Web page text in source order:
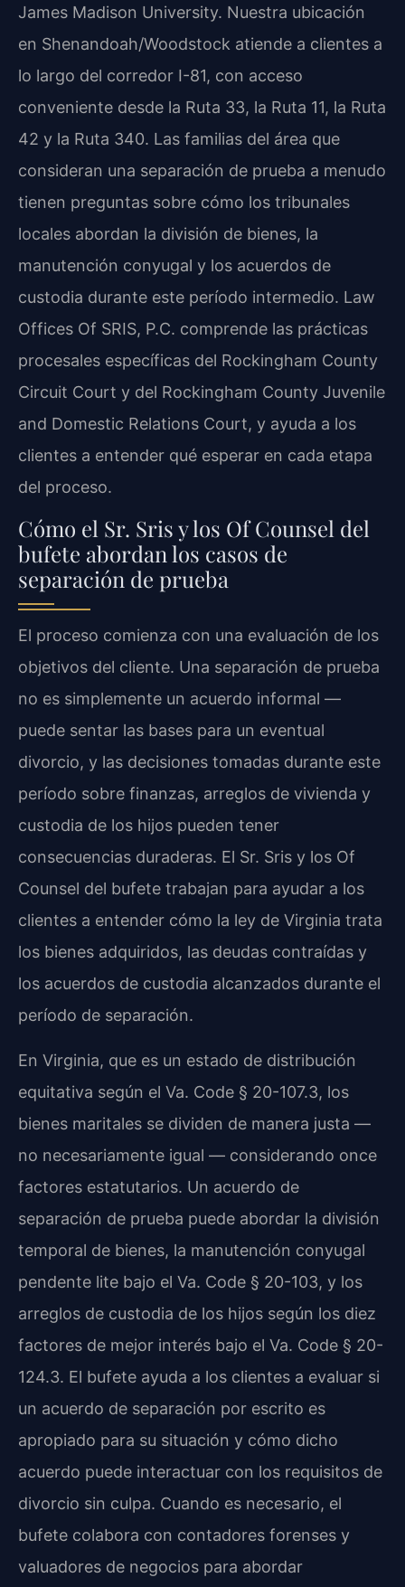
James Madison University. Nuestra ubicación
en Shenandoah/Woodstock atiende a clientes a
lo largo del corredor I-81, con acceso
conveniente desde la Ruta 33, la Ruta 11, la Ruta
42 y la Ruta 340. Las familias del área que
consideran una separación de prueba a menudo
tienen preguntas sobre cómo los tribunales
locales abordan la división de bienes, la
manutención conyugal y los acuerdos de
custodia durante este período intermedio. Law
Offices Of SRIS, P.C. comprende las prácticas
procesales específicas del Rockingham County
Circuit Court y del Rockingham County Juvenile
and Domestic Relations Court, y ayuda a los
clientes a entender qué esperar en cada etapa
del proceso.
Cómo el Sr. Sris y los Of Counsel del
bufete abordan los casos de
separación de prueba
El proceso comienza con una evaluación de los
objetivos del cliente. Una separación de prueba
no es simplemente un acuerdo informal —
puede sentar las bases para un eventual
divorcio, y las decisiones tomadas durante este
período sobre finanzas, arreglos de vivienda y
custodia de los hijos pueden tener
consecuencias duraderas. El Sr. Sris y los Of
Counsel del bufete trabajan para ayudar a los
clientes a entender cómo la ley de Virginia trata
los bienes adquiridos, las deudas contraídas y
los acuerdos de custodia alcanzados durante el
período de separación.
En Virginia, que es un estado de distribución
equitativa según el Va. Code § 20-107.3, los
bienes maritales se dividen de manera justa —
no necesariamente igual — considerando once
factores estatutarios. Un acuerdo de
separación de prueba puede abordar la división
temporal de bienes, la manutención conyugal
pendente lite bajo el Va. Code § 20-103, y los
arreglos de custodia de los hijos según los diez
factores de mejor interés bajo el Va. Code § 20-
124.3. El bufete ayuda a los clientes a evaluar si
un acuerdo de separación por escrito es
apropiado para su situación y cómo dicho
acuerdo puede interactuar con los requisitos de
divorcio sin culpa. Cuando es necesario, el
bufete colabora con contadores forenses y
valuadores de negocios para abordar